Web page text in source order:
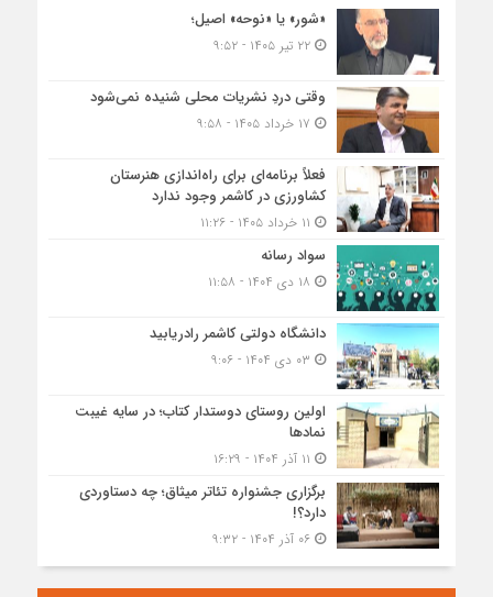
«شور» یا «نوحه» اصیل؛
۲۲ تیر ۱۴۰۵ - ۹:۵۲
وقتی دردِ نشریات محلی شنیده نمی‌شود
فعلاً برنامه‌ای برای راه‌اندازی هنرستان
کشاورزی در کاشمر وجود ندارد
سواد رسانه
دانشگاه دولتی کاشمر‌ رادریابید
اولین روستای دوستدار کتاب؛ در سایه غیبت
نمادها
برگزاری جشنواره تئاتر میثاق؛ چه دستاوردی
دارد؟!
۰۶ آذر ۱۴۰۴ - ۹:۳۲